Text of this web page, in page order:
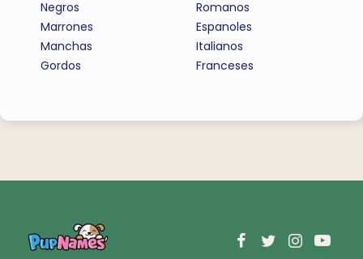
Negros
Marrones
Manchas
Gordos
Romanos
Espanoles
Italianos
Franceses